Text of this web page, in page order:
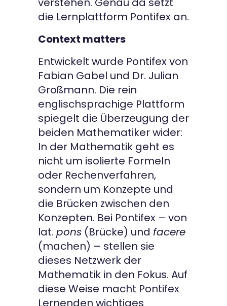
die Lernplattform Pontifex an.
Context matters
Entwickelt wurde Pontifex von
Fabian Gabel und Dr. Julian
Großmann. Die rein
englischsprachige Plattform
spiegelt die Überzeugung der
beiden Mathematiker wider:
In der Mathematik geht es
nicht um isolierte Formeln
oder Rechenverfahren,
sondern um Konzepte und
die Brücken zwischen den
Konzepten. Bei Pontifex – von
lat. pons (Brücke) und facere
(machen) – stellen sie
dieses Netzwerk der
Mathematik in den Fokus. Auf
diese Weise macht Pontifex
Lernenden wichtiges